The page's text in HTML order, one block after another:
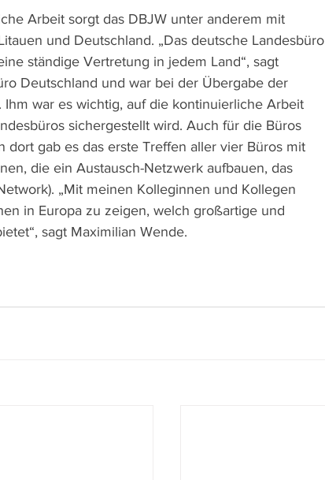
Arbeit sorgt das DBJW unter anderem mit
und Deutschland. „Das deutsche Landesbüro
ständige Vertretung in jedem Land“, sagt
Deutschland und war bei der Übergabe der
war es wichtig, auf die kontinuierliche Arbeit
sichergestellt wird. Auch für die Büros
gab es das erste Treffen aller vier Büros mit
die ein Austausch-Netzwerk aufbauen, das
„Mit meinen Kolleginnen und Kollegen
in Europa zu zeigen, welch großartige und
sagt Maximilian Wende.